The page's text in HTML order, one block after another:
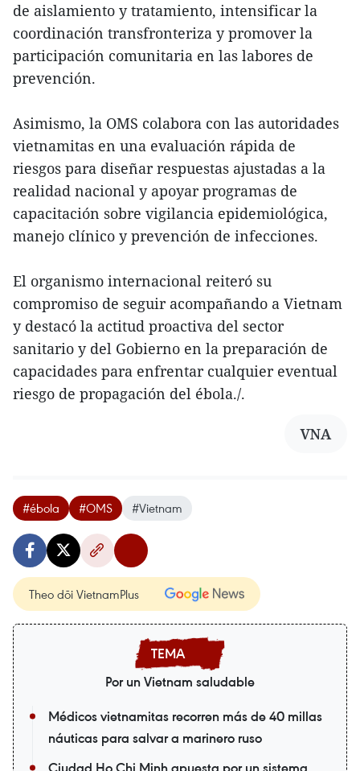
de aislamiento y tratamiento, intensificar la
coordinación transfronteriza y promover la
participación comunitaria en las labores de
prevención.
Asimismo, la OMS colabora con las autoridades
vietnamitas en una evaluación rápida de
riesgos para diseñar respuestas ajustadas a la
realidad nacional y apoyar programas de
capacitación sobre vigilancia epidemiológica,
manejo clínico y prevención de infecciones.
El organismo internacional reiteró su
compromiso de seguir acompañando a Vietnam
y destacó la actitud proactiva del sector
sanitario y del Gobierno en la preparación de
capacidades para enfrentar cualquier eventual
riesgo de propagación del ébola./.
VNA
#ébola #OMS #Vietnam
Theo dõi VietnamPlus
Por un Vietnam saludable
Médicos vietnamitas recorren más de 40 millas
náuticas para salvar a marinero ruso